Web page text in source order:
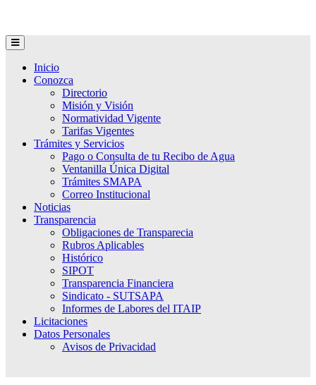
Inicio
Conozca
Directorio
Misión y Visión
Normatividad Vigente
Tarifas Vigentes
Trámites y Servicios
Pago o Consulta de tu Recibo de Agua
Ventanilla Única Digital
Trámites SMAPA
Correo Institucional
Noticias
Transparencia
Obligaciones de Transparecia
Rubros Aplicables
Histórico
SIPOT
Transparencia Financiera
Sindicato - SUTSAPA
Informes de Labores del ITAIP
Licitaciones
Datos Personales
Avisos de Privacidad